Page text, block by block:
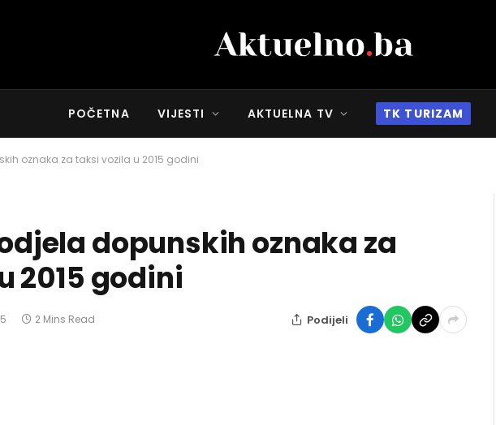
POČETNA VIJESTI AKTUELNA TV TK TURIZAM
oznaka za taksi vozila u 2015 godini
dopunskih oznaka za
2015 godini
2 Mins Read Podijeli